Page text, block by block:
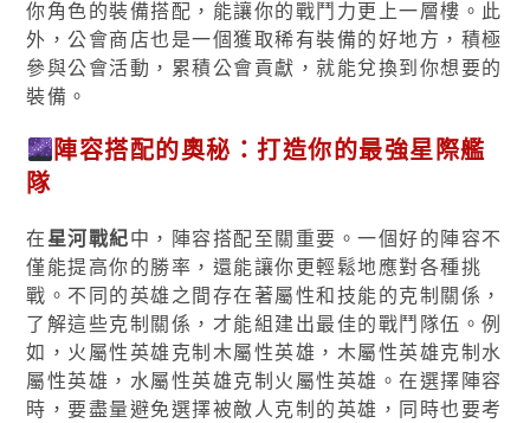
你角色的裝備搭配，能讓你的戰鬥力更上一層樓。此
外，公會商店也是一個獲取稀有裝備的好地方，積極
參與公會活動，累積公會貢獻，就能兌換到你想要的
裝備。
陣容搭配的奧秘：打造你的最強星際艦
隊
在星河戰紀中，陣容搭配至關重要。一個好的陣容不
僅能提高你的勝率，還能讓你更輕鬆地應對各種挑
戰。不同的英雄之間存在著屬性和技能的克制關係，
了解這些克制關係，才能組建出最佳的戰鬥隊伍。例
如，火屬性英雄克制木屬性英雄，木屬性英雄克制水
屬性英雄，水屬性英雄克制火屬性英雄。在選擇陣容
時，要盡量避免選擇被敵人克制的英雄，同時也要考